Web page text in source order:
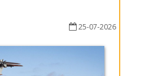
25-07-2026